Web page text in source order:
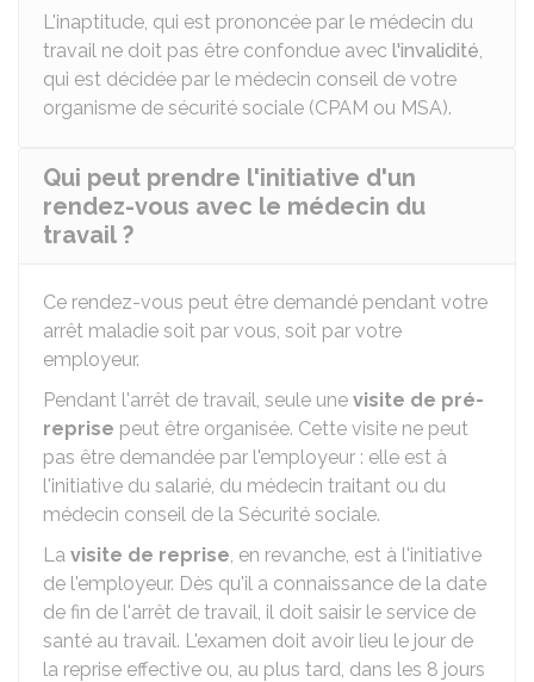
L'inaptitude, qui est prononcée par le médecin du
travail ne doit pas être confondue avec l'invalidité,
qui est décidée par le médecin conseil de votre
organisme de sécurité sociale (CPAM ou MSA).
Qui peut prendre l'initiative d'un
rendez-vous avec le médecin du
travail ?
Ce rendez-vous peut être demandé pendant votre
arrêt maladie soit par vous, soit par votre
employeur.
Pendant l'arrêt de travail, seule une visite de pré-
reprise peut être organisée. Cette visite ne peut
pas être demandée par l'employeur : elle est à
l'initiative du salarié, du médecin traitant ou du
médecin conseil de la Sécurité sociale.
La visite de reprise, en revanche, est à l'initiative
de l'employeur. Dès qu'il a connaissance de la date
de fin de l'arrêt de travail, il doit saisir le service de
santé au travail. L'examen doit avoir lieu le jour de
la reprise effective ou, au plus tard, dans les 8 jours